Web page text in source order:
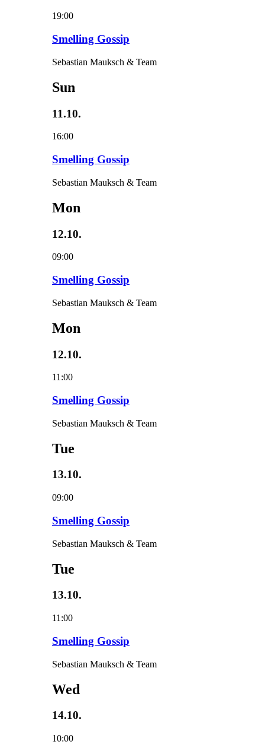
19:00
Smelling Gossip
Sebastian Mauksch & Team
Sun
11.10.
16:00
Smelling Gossip
Sebastian Mauksch & Team
Mon
12.10.
09:00
Smelling Gossip
Sebastian Mauksch & Team
Mon
12.10.
11:00
Smelling Gossip
Sebastian Mauksch & Team
Tue
13.10.
09:00
Smelling Gossip
Sebastian Mauksch & Team
Tue
13.10.
11:00
Smelling Gossip
Sebastian Mauksch & Team
Wed
14.10.
10:00